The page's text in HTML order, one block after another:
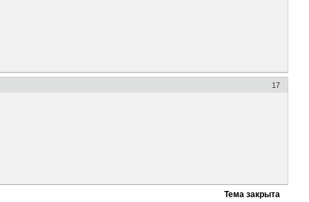
17
Тема закрыта